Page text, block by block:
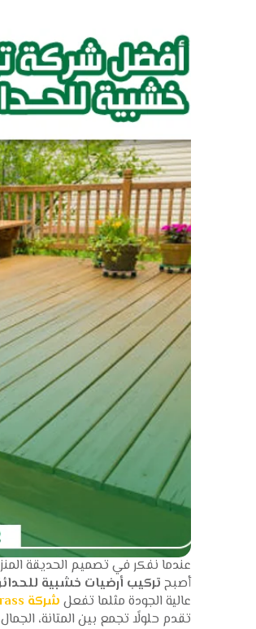
عندما نفكر في تصميم الحديقة
أصبحتركيب أرضيات خشبية
عالية الجودة مثلما تفعل شركة Green Grass
تقدم حلولًا تجمع بين المتانة،